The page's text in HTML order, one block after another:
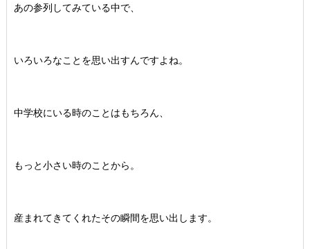
あの参列してみている中で、
いろいろなことを思い出すんですよね。
中学校にいる時のことはもちろん、
もっと小さい時のことから。
産まれてきてくれたその瞬間を思い出します。